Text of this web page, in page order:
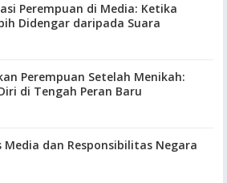
Perempuan di Media: Ketika
Didengar daripada Suara
Perempuan Setelah Menikah:
di Tengah Peran Baru
dan Responsibilitas Negara